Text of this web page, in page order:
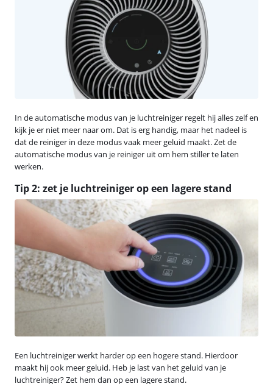
In de automatische modus van je luchtreiniger regelt hij alles zelf en
kijk je er niet meer naar om. Dat is erg handig, maar het nadeel is
dat de reiniger in deze modus vaak meer geluid maakt. Zet de
automatische modus van je reiniger uit om hem stiller te laten
werken.
Tip 2: zet je luchtreiniger op een lagere stand
Een luchtreiniger werkt harder op een hogere stand. Hierdoor
maakt hij ook meer geluid. Heb je last van het geluid van je
luchtreiniger? Zet hem dan op een lagere stand.